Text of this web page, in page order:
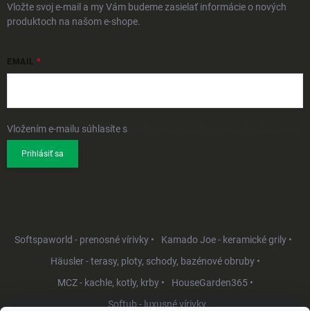
Vložte svoj e-mail a my Vám budeme zasielať informácie o nových
produktoch na našom e-shope.
EMAIL
Vložením e-mailu súhlasíte s
Prihlásiť sa
Softspaworld - prenosné vírivky •
Kamado Joe - keramické grily •
Häusler - terasy, ploty, schody, bazénové obruby •
MCZ - kachle, kotly, krby •
HouseGarden365 •
Softub - luxusné vírivky